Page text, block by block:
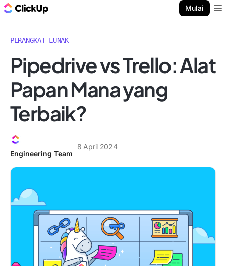
Mulai
PERANGKAT LUNAK
Pipedrive vs Trello: Alat
Papan Mana yang
Terbaik?
Engineering Team
8 April 2024